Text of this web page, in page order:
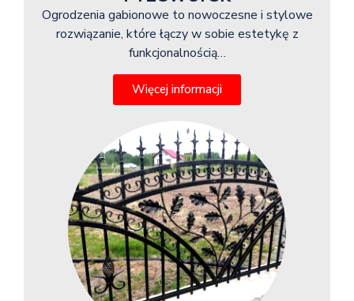
Ogrodzenia gabionowe to nowoczesne i stylowe
rozwiązanie, które łączy w sobie estetykę z
funkcjonalnością…
Więcej informacji